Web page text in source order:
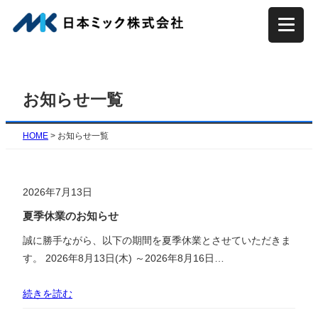
容
プ
お知らせ一覧
HOME > お知らせ一覧
2026年7月13日
夏季休業のお知らせ
誠に勝手ながら、以下の期間を夏季休業とさせていただきま
す。 2026年8月13日(木) ～2026年8月16日…
続きを読む